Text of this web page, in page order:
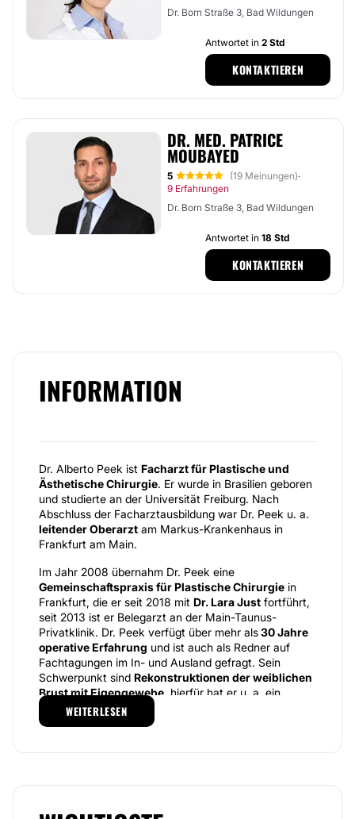
Dr. Born Straße 3, Bad Wildungen
Antwortet in 2 Std
KONTAKTIEREN
DR. MED. PATRICE
MOUBAYED
5 (19 Meinungen)·
9 Erfahrungen
Dr. Born Straße 3, Bad Wildungen
Antwortet in 18 Std
KONTAKTIEREN
INFORMATION
Dr. Alberto Peek ist Facharzt für Plastische und
Ästhetische Chirurgie. Er wurde in Brasilien geboren
und studierte an der Universität Freiburg. Nach
Abschluss der Facharztausbildung war Dr. Peek u. a.
leitender Oberarzt am Markus-Krankenhaus in
Frankfurt am Main.
Im Jahr 2008 übernahm Dr. Peek eine
Gemeinschaftspraxis für Plastische Chirurgie in
Frankfurt, die er seit 2018 mit Dr. Lara Just fortführt,
seit 2013 ist er Belegarzt an der Main-Taunus-
Privatklinik. Dr. Peek verfügt über mehr als30 Jahre
operative Erfahrung und ist auch als Redner auf
Fachtagungen im In- und Ausland gefragt. Sein
Schwerpunkt sind Rekonstruktionen der weiblichen
Brust mit Eigengewebe , hierfür hat er u. a. ein
großes Kooperationsnetzwerk in der Region
aufgebaut, dessen Teil verschiedene Brustzentren
WEITERLESEN